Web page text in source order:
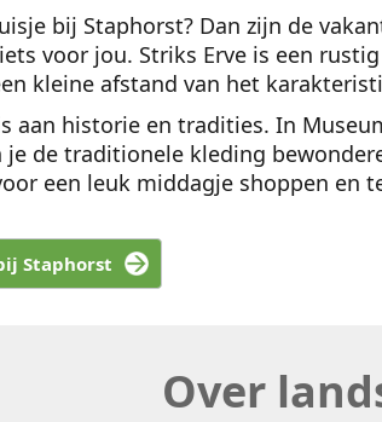
bij Staphorst? Dan zijn de
voor jou. Striks Erve is een
kleine afstand van het
aan historie en tradities. In
de traditionele kleding
een leuk middagje shoppen en
Staphorst
Over